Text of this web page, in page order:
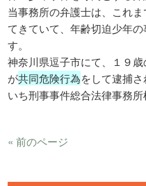
当事務所の弁護士は、これ
てきていて、年齢切迫少年
す。
神奈川県逗子市にて、１９歳
が共同危険行為をして逮捕
いち刑事事件総合法律事務所
« 前のページ